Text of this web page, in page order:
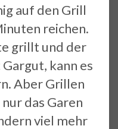
auf den Grill
reichen.
grillt und der
kann es
Aber Grillen
das Garen
viel mehr